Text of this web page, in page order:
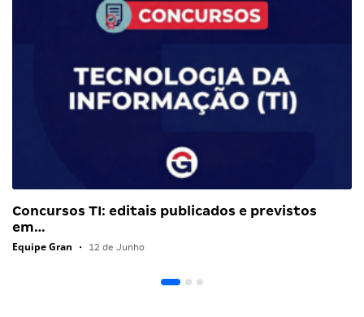
Concursos TI: editais publicados e previstos
em…
Equipe Gran • 12 de Junho